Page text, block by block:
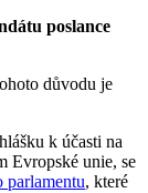
poslance
důvodu je
k účasti na
Evropské unie, se
parlamentu, které